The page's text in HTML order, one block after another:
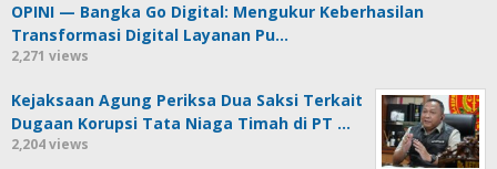
OPINI — Bangka Go Digital: Mengukur Keberhasilan
Transformasi Digital Layanan Pu…
2,271 views
Kejaksaan Agung Periksa Dua Saksi Terkait
Dugaan Korupsi Tata Niaga Timah di PT …
2,204 views